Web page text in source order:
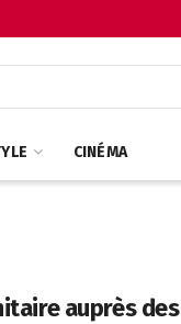
CINÉMA
auprès des